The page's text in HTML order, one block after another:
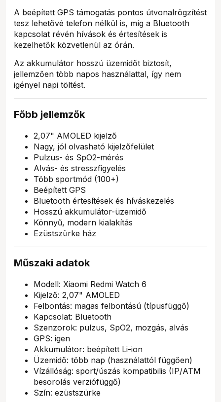
A beépített GPS támogatás pontos útvonalrögzítést
tesz lehetővé telefon nélkül is, míg a Bluetooth
kapcsolat révén hívások és értesítések is
kezelhetők közvetlenül az órán.
Az akkumulátor hosszú üzemidőt biztosít,
jellemzően több napos használattal, így nem
igényel napi töltést.
Főbb jellemzők
2,07" AMOLED kijelző
Nagy, jól olvasható kijelzőfelület
Pulzus- és SpO2-mérés
Alvás- és stresszfigyelés
Több sportmód (100+)
Beépített GPS
Bluetooth értesítések és híváskezelés
Hosszú akkumulátor-üzemidő
Könnyű, modern kialakítás
Ezüstszürke ház
Műszaki adatok
Modell: Xiaomi Redmi Watch 6
Kijelző: 2,07" AMOLED
Felbontás: magas felbontású (típusfüggő)
Kapcsolat: Bluetooth
Szenzorok: pulzus, SpO2, mozgás, alvás
GPS: igen
Akkumulátor: beépített Li-ion
Üzemidő: több nap (használattól függően)
Vízállóság: sport/úszás kompatibilis (IP/ATM
besorolás verziófüggő)
Szín: ezüstszürke